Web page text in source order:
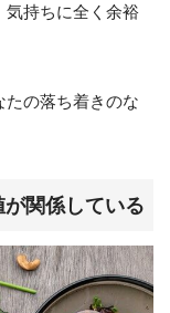
気持ちに全く余裕
たの落ち着きのな
関係している